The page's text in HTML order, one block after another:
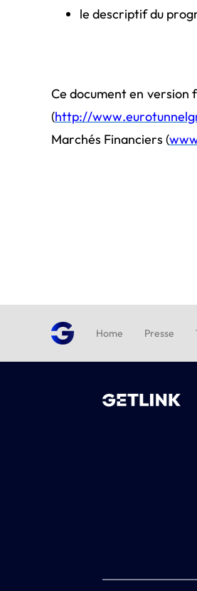
le descriptif du
Ce document en version
(http://
Marchés Financiers (
Home Presse